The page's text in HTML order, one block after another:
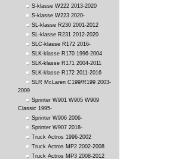
S-klasse W222 2013-2020
S-klasse W223 2020-
SL-klasse R230 2001-2012
SL-klasse R231 2012-2020
SLC-klasse R172 2016-
SLK-klasse R170 1996-2004
SLK-klasse R171 2004-2011
SLK-klasse R172 2011-2016
SLR McLaren C199/R199 2003-
2009
Sprinter W901 W905 W909
Classic 1995-
Sprinter W906 2006-
Sprinter W907 2018-
Truck Actros 1996-2002
Truck Actros MP2 2002-2008
Truck Actros MP3 2008-2012